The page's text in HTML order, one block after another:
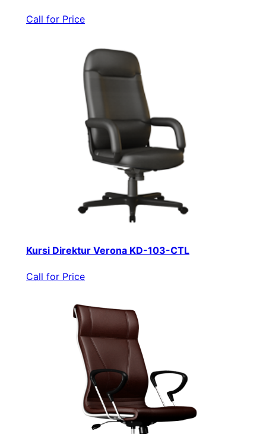
Call for Price
Kursi Direktur Verona KD-103-CTL
Call for Price